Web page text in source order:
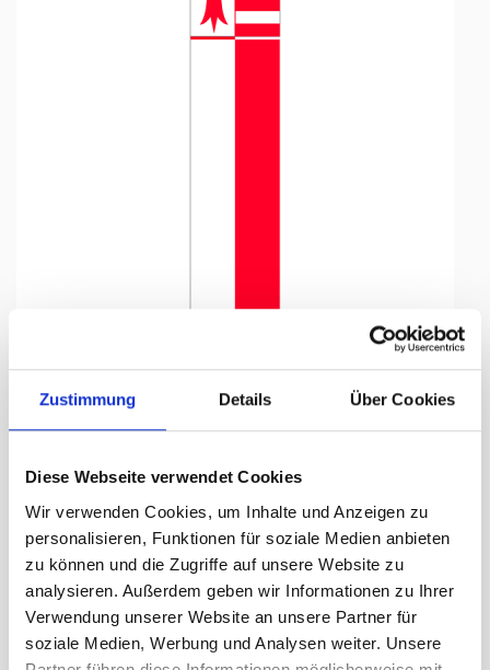
Zustimmung Details Über Cookies
Diese Webseite verwendet Cookies
Wir verwenden Cookies, um Inhalte und Anzeigen zu
personalisieren, Funktionen für soziale Medien anbieten
zu können und die Zugriffe auf unsere Website zu
analysieren. Außerdem geben wir Informationen zu Ihrer
Verwendung unserer Website an unsere Partner für
soziale Medien, Werbung und Analysen weiter. Unsere
Knatterfahne, Kanton bedruckt
Jura, 78 x 400 cm
194.75 CHF